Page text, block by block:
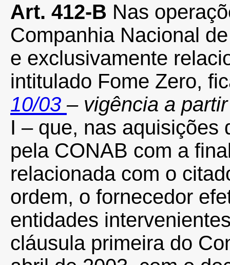
Art. 412-B Nas
Companhia Nacional
e exclusivamente
intitulado Fome Zero,
10/03– vigência a
I – que, nas aquisições
pela CONAB com a
relacionada com o
ordem, o fornecedor
entidades
cláusula primeira do